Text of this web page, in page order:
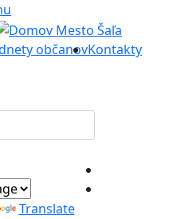
občanovKontakty
Translate